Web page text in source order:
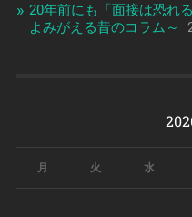
20年前にも「面接は恐れ
よみがえる昔のコラム～
月 火 水